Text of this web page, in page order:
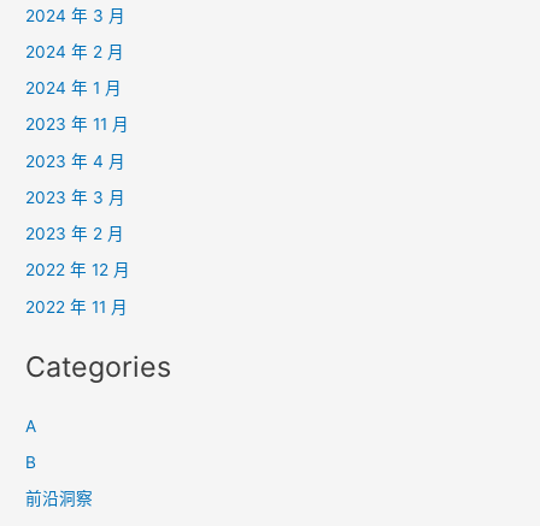
2024 年 3 月
2024 年 2 月
2024 年 1 月
2023 年 11 月
2023 年 4 月
2023 年 3 月
2023 年 2 月
2022 年 12 月
2022 年 11 月
Categories
A
B
前沿洞察